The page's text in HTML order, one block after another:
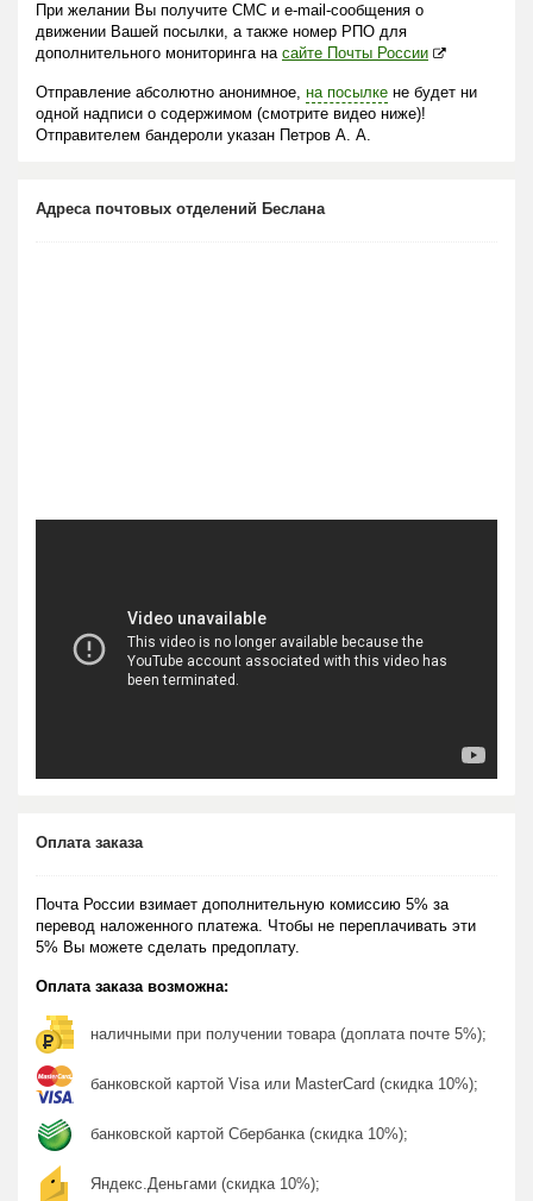
При желании Вы получите СМС и e-mail-сообщения о
движении Вашей посылки, а также номер РПО для
дополнительного мониторинга на сайте Почты России
Отправление абсолютно анонимное, на посылке не будет ни
одной надписи о содержимом (смотрите видео ниже)!
Отправителем бандероли указан Петров А. А.
Адреса почтовых отделений Беслана
Оплата заказа
Почта России взимает дополнительную комиссию 5% за
перевод наложенного платежа. Чтобы не переплачивать эти
5% Вы можете сделать предоплату.
Оплата заказа возможна:
наличными при получении товара (доплата почте 5%);
банковской картой Visa или MasterCard (скидка 10%);
банковской картой Сбербанка (скидка 10%);
Яндекс.Деньгами (скидка 10%);